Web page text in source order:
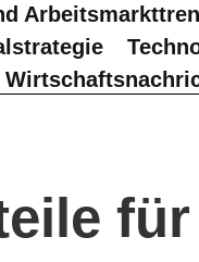
für